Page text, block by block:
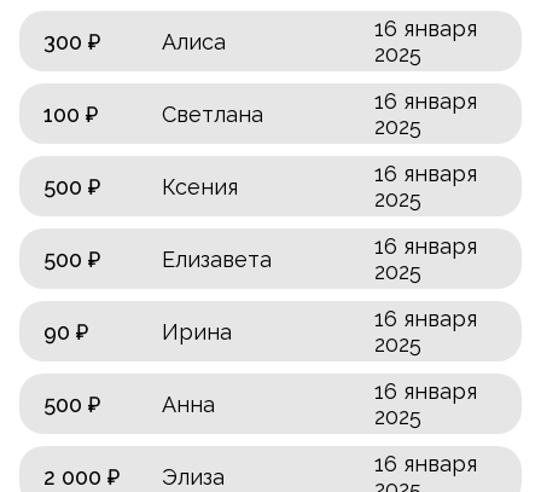
300 ₽ Алиса
16 января
2025
100 ₽ Светлана
16 января
2025
500 ₽ Ксения
16 января
2025
500 ₽ Елизавета
16 января
2025
90 ₽ Ирина
16 января
2025
500 ₽ Анна
16 января
2025
2 000 ₽ Элиза
16 января